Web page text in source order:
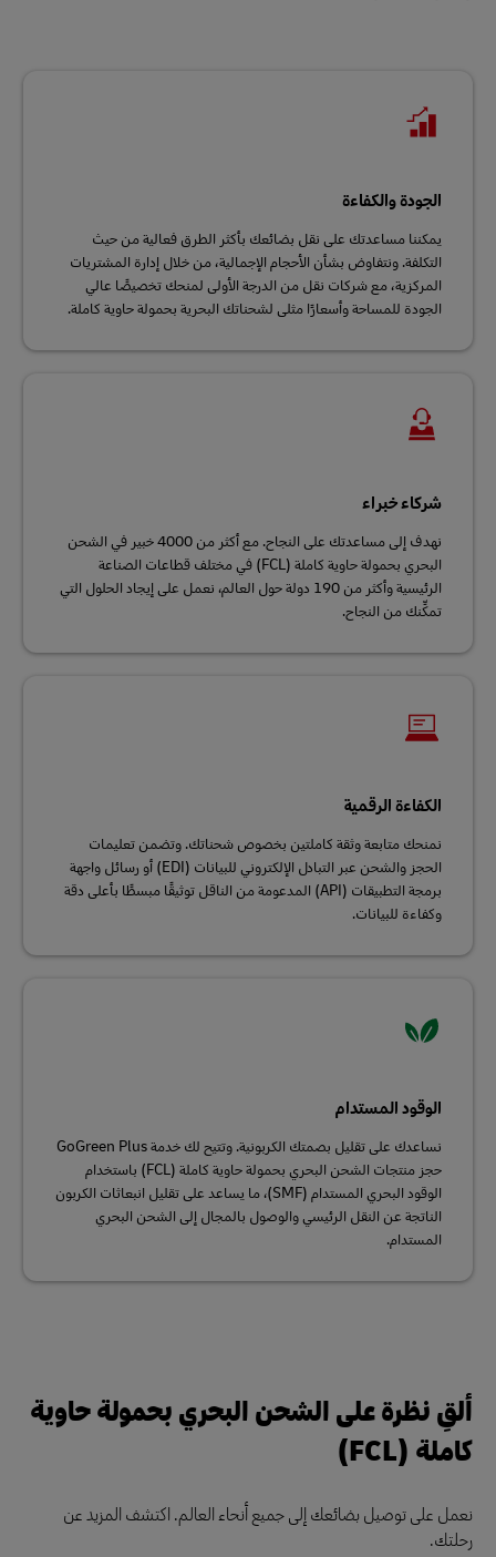
الجودة والكفاءة
يمكننا مساعدتك على نقل بضائعك بأكثر الطرق فعالية من حيث
التكلفة. ونتفاوض بشأن الأحجام الإجمالية، من خلال إدارة المشتريات
المركزية، مع شركات نقل من الدرجة الأولى لمنحك تخصيصًا عالي
الجودة للمساحة وأسعارًا مثلى لشحناتك البحرية بحمولة حاوية كاملة.
شركاء خبراء
نهدف إلى مساعدتك على النجاح. مع أكثر من 4000 خبير في الشحن
البحري بحمولة حاوية كاملة (FCL) في مختلف قطاعات الصناعة
الرئيسية وأكثر من 190 دولة حول العالم، نعمل على إيجاد الحلول التي
تمكِّنك من النجاح.
الكفاءة الرقمية
نمنحك متابعة وثقة كاملتين بخصوص شحناتك. وتضمن تعليمات
الحجز والشحن عبر التبادل الإلكتروني للبيانات (EDI) أو رسائل واجهة
برمجة التطبيقات (API) المدعومة من الناقل توثيقًا مبسطًا بأعلى دقة
وكفاءة للبيانات.
الوقود المستدام
نساعدك على تقليل بصمتك الكربونية. وتتيح لك خدمة GoGreen Plus
حجز منتجات الشحن البحري بحمولة حاوية كاملة (FCL) باستخدام
الوقود البحري المستدام (SMF)، ما يساعد على تقليل انبعاثات الكربون
الناتجة عن النقل الرئيسي والوصول بالمجال إلى الشحن البحري
المستدام.
ألقِ نظرة على الشحن البحري بحمولة حاوية
كاملة (FCL)
نعمل على توصيل بضائعك إلى جميع أنحاء العالم. اكتشف المزيد عن
رحلتك.